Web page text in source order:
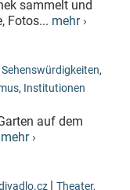
sammelt und
Fotos... mehr ›
Sehenswürdigkeiten,
, Institutionen
auf dem
mehr ›
| Theater,